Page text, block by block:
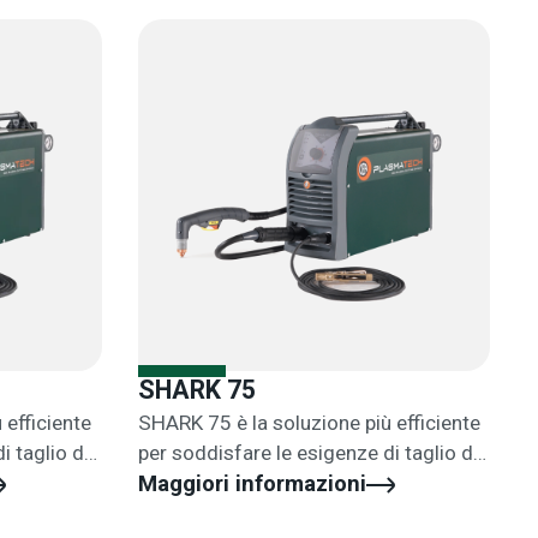
efficiente
taglio dei
leggeri
SHARK 75
SHARK 75 è la soluzione più efficiente
per soddisfare le esigenze di taglio dei
lavori di fabbricazione medi e leggeri
Maggiori informazioni